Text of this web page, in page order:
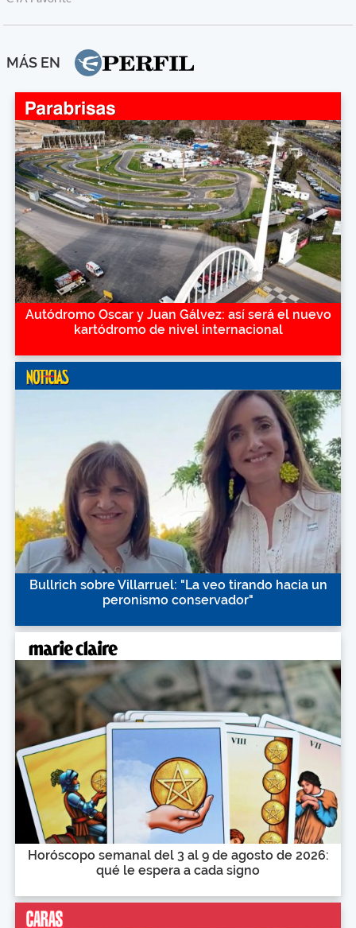
MÁS EN
Autódromo Oscar y Juan Gálvez: así será el nuevo
kartódromo de nivel internacional
Bullrich sobre Villarruel: "La veo tirando hacia un
peronismo conservador"
Horóscopo semanal del 3 al 9 de agosto de 2026:
qué le espera a cada signo